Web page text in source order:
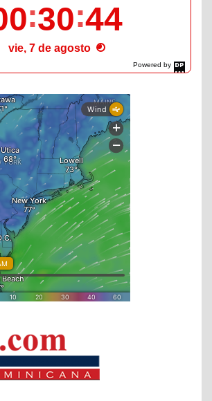
Powered by
DaysPedia.com
30 46
vie, 7 de agosto